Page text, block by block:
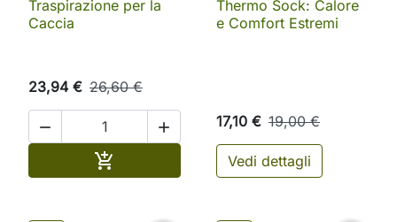
Traspirazione per la
Caccia
23,94 € 26,60 €
 
 Aggiungi al carrello
Thermo Sock: Calore
e Comfort Estremi
17,10 € 19,00 €
Vedi dettagli